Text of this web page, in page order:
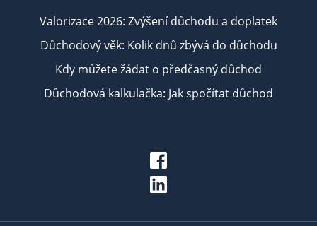
Valorizace 2026: Zvýšení důchodu a doplatek
Důchodový věk: Kolik dnů zbývá do důchodu
Kdy můžete žádat o předčasný důchod
Důchodová kalkulačka: Jak spočítat důchod